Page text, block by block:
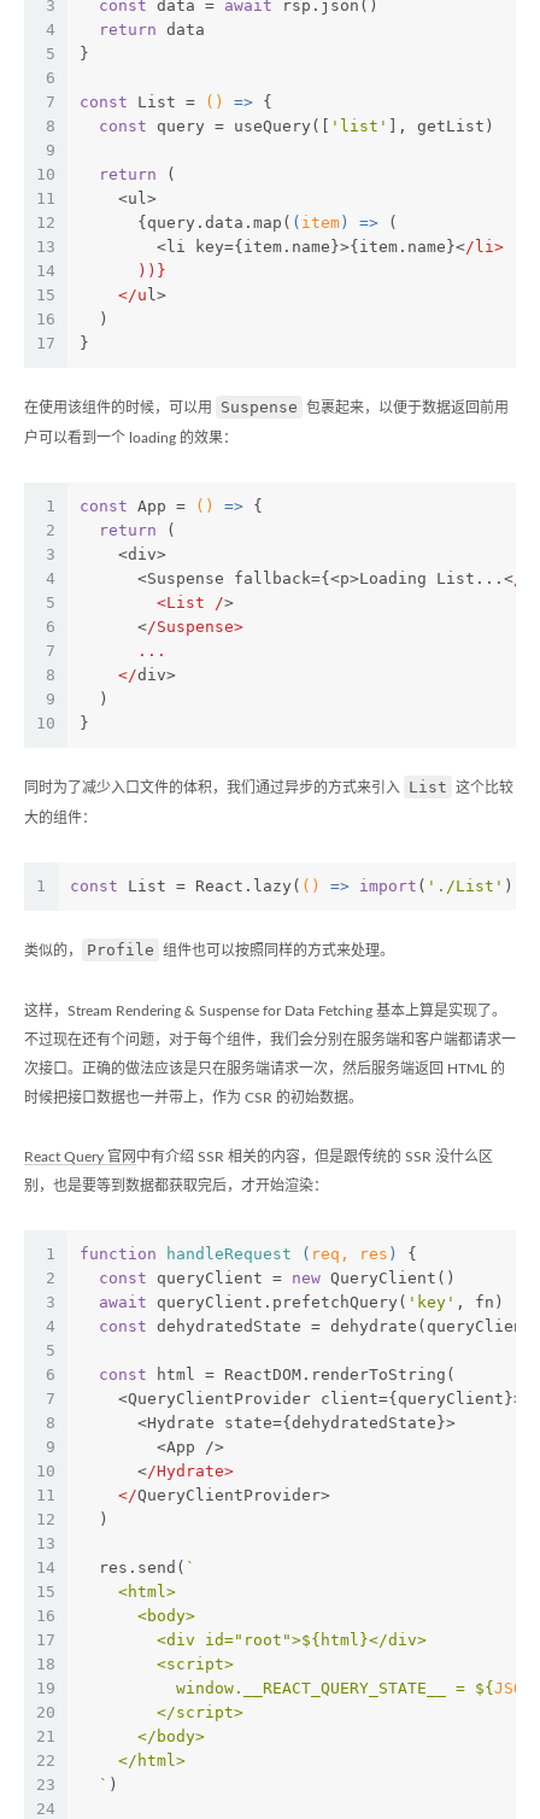
3
4
5
6
7
8
9
10
11
12
13
14
15
16
17
const data = await rsp.json()
return data
}
const List = () => {
const query = useQuery([ 'list' ], getList)
return (
    <ul>
      {query.data.map(
( item ) => (
        <li key={item.name}>{item.name}<
/li>
      ))}
    </u
l>
  )
}
在使用该组件的时候，可以用 Suspense 包裹起来，以便于数据返回前用
户可以看到一个 loading 的效果：
1
2
3
4
5
6
7
8
9
10
const App = () => {
return (
    <div>
      <Suspense fallback={<p>Loading List...<
        <List /
>
      <
/Suspense>
      ...
    </
div>
  )
}
同时为了减少入口文件的体积，我们通过异步的方式来引入 List 这个比较
大的组件：
1 const List = React.lazy( () => import ( './List' ))
类似的， Profile 组件也可以按照同样的方式来处理。
这样，Stream Rendering & Suspense for Data Fetching 基本上算是实现了。
不过现在还有个问题，对于每个组件，我们会分别在服务端和客户端都请求一
次接口。正确的做法应该是只在服务端请求一次，然后服务端返回 HTML 的
时候把接口数据也一并带上，作为 CSR 的初始数据。
React Query 官网 中有介绍 SSR 相关的内容，但是跟传统的 SSR 没什么区
别，也是要等到数据都获取完后，才开始渲染：
1
2
3
4
5
6
7
8
9
10
11
12
13
14
15
16
17
18
19
20
21
22
23
24
function handleRequest ( req, res ) {
const queryClient = new QueryClient()
await queryClient.prefetchQuery( 'key' , fn)
const dehydratedState =
const html = ReactDOM.renderToString(
    <QueryClientProvider client={queryClient}>
      <Hydrate state={dehydratedState}>
        <App />
      <
/Hydrate>
    </
QueryClientProvider>
  )
  res.send(
`
    <html>
      <body>
        <div id="root">
${html}</div>
        <script>
          window.__REACT_QUERY_STATE__ =
${ JSON
        </script>
      </body>
    </html>
  `
)